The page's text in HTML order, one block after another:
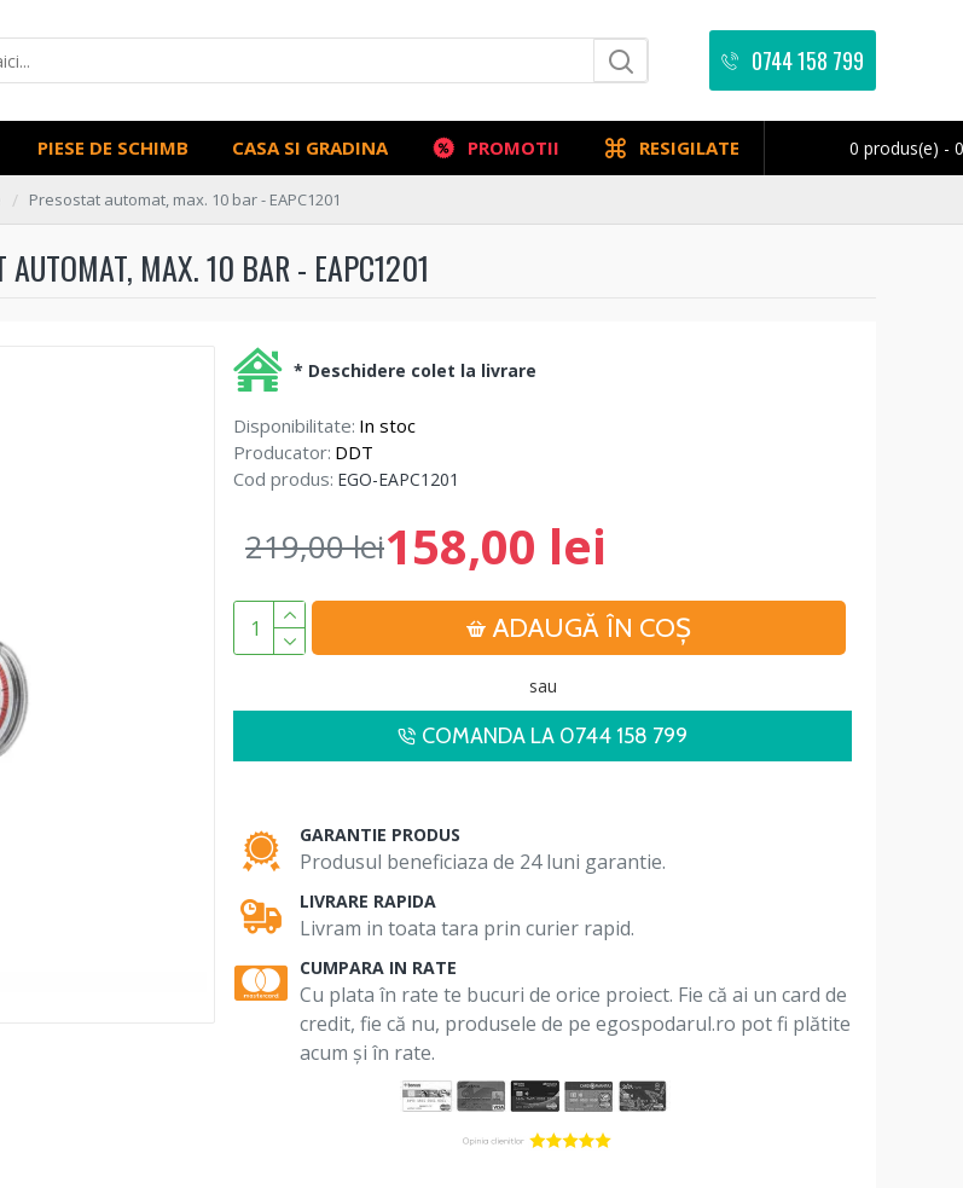
0744 158 799
PIESE DE SCHIMB CASA SI GRADINA PROMOTII RESIGILATE 0 produs(e) -
Presostat automat, max. 10 bar - EAPC1201
AUTOMAT, MAX. 10 BAR - EAPC1201
Disponibilitate: In stoc
Producator: DDT
Cod produs: EGO-EAPC1201
158,00 lei
219,00 lei
ADAUGĂ ÎN COŞ
* Deschidere colet la livrare
sau
COMANDA LA 0744 158 799
GARANTIE PRODUS
Produsul beneficiaza de 24 luni garantie.
LIVRARE RAPIDA
Livram in toata tara prin curier rapid.
CUMPARA IN RATE
Cu plata în rate te bucuri de orice proiect. Fie că ai un card de
credit, fie că nu, produsele de pe egospodarul.ro pot fi plătite
acum și în rate.